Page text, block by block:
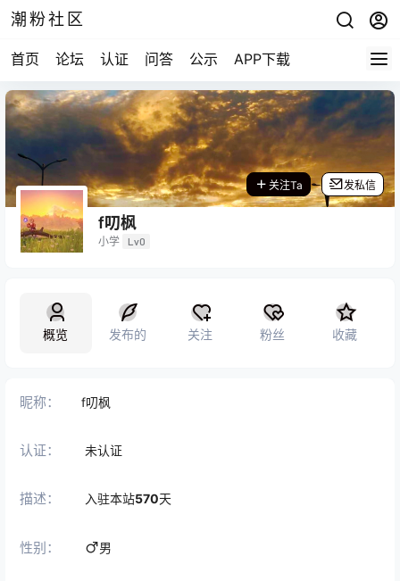
潮粉社区
首页 论坛 认证 问答 公示 APP下载
f叨枫
小学 Lv0
关注Ta 发私信
概览 发布的 关注 粉丝 收藏
昵称： f叨枫
认证： 未认证
描述： 入驻本站570天
性别： 男